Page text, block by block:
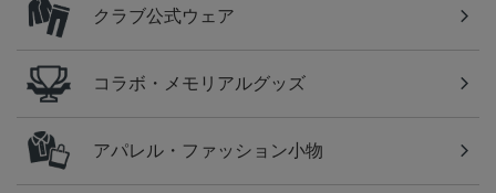
クラブ公式ウェア
コラボ・メモリアルグッズ
アパレル・ファッション小物